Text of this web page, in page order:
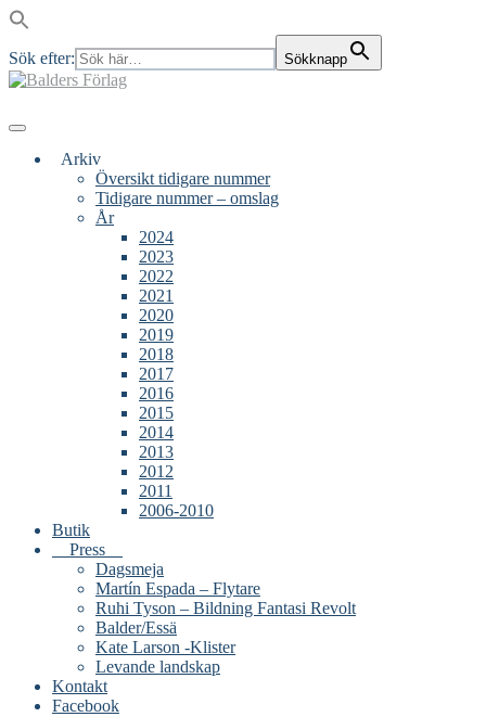
Sök efter: Sökknapp
Skip
Menu
Arkiv
Översikt tidigare nummer
Tidigare nummer – omslag
År
2024
2023
2022
2021
2020
2019
2018
2017
2016
2015
2014
2013
2012
2011
2006-2010
Butik
Press
Dagsmeja
Martín Espada – Flytare
Ruhi Tyson – Bildning Fantasi Revolt
Balder/Essä
Kate Larson -Klister
Levande landskap
Kontakt
Facebook